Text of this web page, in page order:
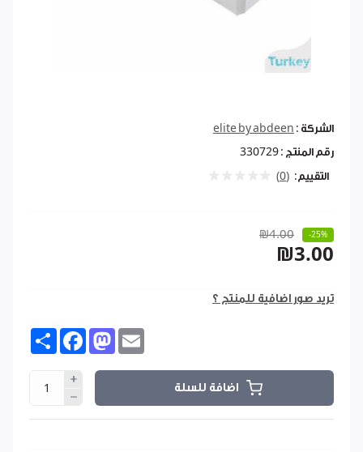
الشركة : elite by abdeen
رقم المنتج : 330729
التقييم: (0)
₪4.00 -25%
₪3.00
تريد صور اضافية للمنتج ؟
Share FacebookMastodon
اضافة للسلة